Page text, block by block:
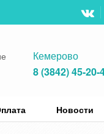
Кемерово
8 (3842) 45-20-
Новости